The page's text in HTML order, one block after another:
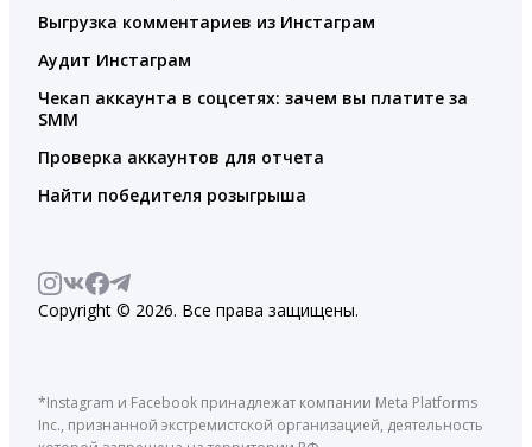
Выгрузка комментариев из Инстаграм
Аудит Инстаграм
Чекап аккаунта в соцсетях: зачем вы платите за
SMM
Проверка аккаунтов для отчета
Найти победителя розыгрыша
Copyright © 2026. Все права защищены.
*Instagram и Facebook принадлежат компании Meta Platforms
Inc., признанной экстремистской организацией, деятельность